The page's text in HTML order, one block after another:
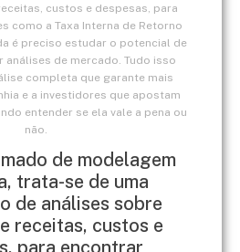
custos e despesas, para
como a Taxa Interna de Retorno
é preciso estudar o potencial de
de mercado. Tudo isso
completa que garante mais
e a investidores que apostam
entender se ela vale a pena ou
não.
de modelagem
trata-se de uma
de análises sobre
receitas, custos e
para encontrar